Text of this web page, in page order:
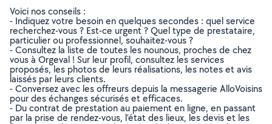
Voici nos conseils :
- Indiquez votre besoin en quelques secondes : quel service
recherchez-vous ? Est-ce urgent ? Quel type de prestataire,
particulier ou professionnel, souhaitez-vous ?
- Consultez la liste de toutes les nounous, proches de chez
vous à Orgeval ! Sur leur profil, consultez les services
proposés, les photos de leurs réalisations, les notes et avis
laissés par leurs clients.
- Conversez avec les offreurs depuis la messagerie AlloVoisins
pour des échanges sécurisés et efficaces.
- Du contrat de prestation au paiement en ligne, en passant
par la prise de rendez-vous, l’état des lieux, les devis et les